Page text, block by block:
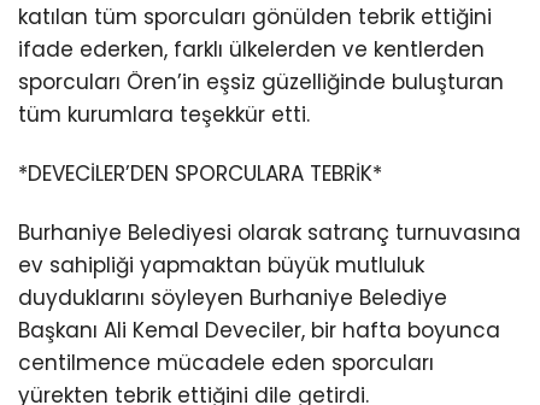
katılan tüm sporcuları gönülden tebrik ettiğini
ifade ederken, farklı ülkelerden ve kentlerden
sporcuları Ören’in eşsiz güzelliğinde buluşturan
tüm kurumlara teşekkür etti.
*DEVECİLER’DEN SPORCULARA TEBRİK*
Burhaniye Belediyesi olarak satranç turnuvasına
ev sahipliği yapmaktan büyük mutluluk
duyduklarını söyleyen Burhaniye Belediye
Başkanı Ali Kemal Deveciler, bir hafta boyunca
centilmence mücadele eden sporcuları
yürekten tebrik ettiğini dile getirdi.